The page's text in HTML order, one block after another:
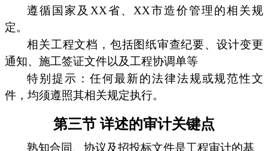
遵循国家及XX省、XX市造价管理的相关规
定。
相关工程文档，包括图纸审查纪要、设计变更
通知、施工签证文件以及工程协调单等
特别提示：任何最新的法律法规或规范性文
件，均须遵照其相关规定执行。
第三节 详述的审计关键点
熟知合同、协议及招投标文件是工程审计的基